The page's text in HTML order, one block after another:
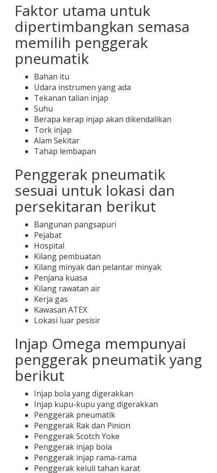
Faktor utama untuk
dipertimbangkan semasa
memilih penggerak
pneumatik
Bahan itu
Udara instrumen yang ada
Tekanan talian injap
Suhu
Berapa kerap injap akan dikendalikan
Tork injap
Alam Sekitar
Tahap lembapan
Penggerak pneumatik
sesuai untuk lokasi dan
persekitaran berikut
Bangunan pangsapuri
Pejabat
Hospital
Kilang pembuatan
Kilang minyak dan pelantar minyak
Penjana kuasa
Kilang rawatan air
Kerja gas
Kawasan ATEX
Lokasi luar pesisir
Injap Omega mempunyai
penggerak pneumatik yang
berikut
Injap bola yang digerakkan
Injap kupu-kupu yang digerakkan
Penggerak pneumatik
Penggerak Rak dan Pinion
Penggerak Scotch Yoke
Penggerak injap bola
Penggerak injap rama-rama
Penggerak keluli tahan karat